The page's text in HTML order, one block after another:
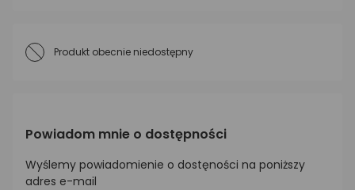
Produkt obecnie niedostępny
Powiadom mnie o dostępności
Wyślemy powiadomienie o dostęności na poniższy
adres e-mail